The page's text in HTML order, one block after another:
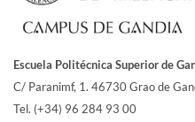
Escuela Politécnica Superior de
C/ Paranimf, 1. 46730 Grao de
Tel. (+34) 96 284 93 00